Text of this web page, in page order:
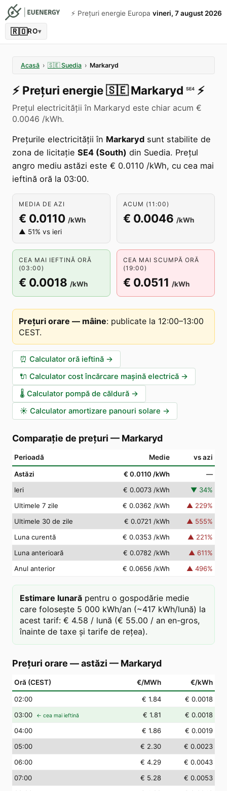
⚡️ Prețuri energie Europa vineri, 7 august 2026
🇷🇴RO▾
Acasă › 🇸🇪 Suedia › Markaryd
⚡️ Prețuri energie🇸🇪 Markaryd SE4 ⚡️
Prețul electricității în Markaryd este chiar acum €
0.0046 /kWh.
Prețurile electricității în Markaryd sunt stabilite de
zona de licitație SE4 (South) din Suedia. Prețul
angro mediu astăzi este € 0.0110 /kWh, cu cea mai
ieftină oră la 03:00.
MEDIA DE AZI
€ 0.0110 /kWh
▲ 51% vs ieri
ACUM (11:00)
€ 0.0046 /kWh
CEA MAI IEFTINĂ ORĂ
(03:00)
€ 0.0018 /kWh
CEA MAI SCUMPĂ ORĂ
(19:00)
€ 0.0511 /kWh
Prețuri orare — mâine: publicate la 12:00–13:00
CEST.
⏰ Calculator oră ieftină →
🔌 Calculator cost încărcare mașină electrică →
🌡️ Calculator pompă de căldură →
☀️ Calculator amortizare panouri solare →
Comparație de prețuri — Markaryd
Perioadă Medie vs azi
Astăzi € 0.0110 /kWh
—
Ieri
€ 0.0073 /kWh ▼ 34%
Ultimele 7 zile
€ 0.0362 /kWh ▲ 229%
Ultimele 30 de zile
€ 0.0721 /kWh ▲ 555%
Luna curentă
€ 0.0353 /kWh ▲ 221%
Luna anterioară
€ 0.0782 /kWh ▲ 611%
Anul anterior
€ 0.0656 /kWh ▲ 496%
Estimare lunară pentru o gospodărie medie
care folosește 5 000 kWh/an (~417 kWh/lună) la
acest tarif: € 4.58 / lună (€ 55.00 / an en-gros,
înainte de taxe și tarife de rețea).
Prețuri orare — astăzi — Markaryd
Oră (CEST) €/MWh €/kWh
02:00 € 1.84
€ 0.0018
03:00 ← cea mai ieftină € 1.81
€ 0.0018
04:00 € 1.86
€ 0.0019
05:00 € 2.30
€ 0.0023
06:00 € 4.29
€ 0.0043
07:00 € 5.28
€ 0.0053